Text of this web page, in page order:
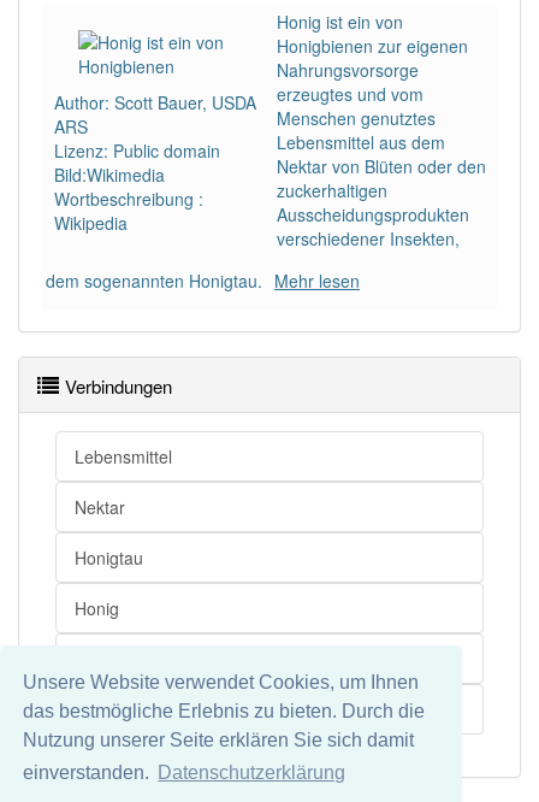
Unsere Website verwendet Cookies, um Ihnen
das bestmögliche Erlebnis zu bieten. Durch die
Nutzung unserer Seite erklären Sie sich damit
einverstanden.
Datenschutzerklärung
Wörter mit Endung -lindenhonigaber mit einem
anderen Artikel
97% unserer Spielapp-Nutzer haben den Artikel
korrekt erraten.
Author: Scott Bauer, USDA
ARS
Lizenz: Public domain
Bild:Wikimedia
Wortbeschreibung :
Wikipedia
Honig ist ein von
Honigbienen zur eigenen
Nahrungsvorsorge
erzeugtes und vom
Menschen genutztes
Lebensmittel aus dem
Nektar von Blüten oder den
zuckerhaltigen
Ausscheidungsprodukten
verschiedener Insekten,
dem sogenannten Honigtau. Mehr lesen
Verbindungen
Lebensmittel
Nektar
Honigtau
Honig
Insekt